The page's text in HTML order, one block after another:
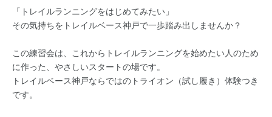
「トレイルランニングをはじめてみたい」
その気持ちをトレイルベース神戸で一歩踏み出しませんか？
この練習会は、これからトレイルランニングを始めたい人のため
に作った、やさしいスタートの場です。
トレイルベース神戸ならではのトライオン（試し履き）体験つき
です。